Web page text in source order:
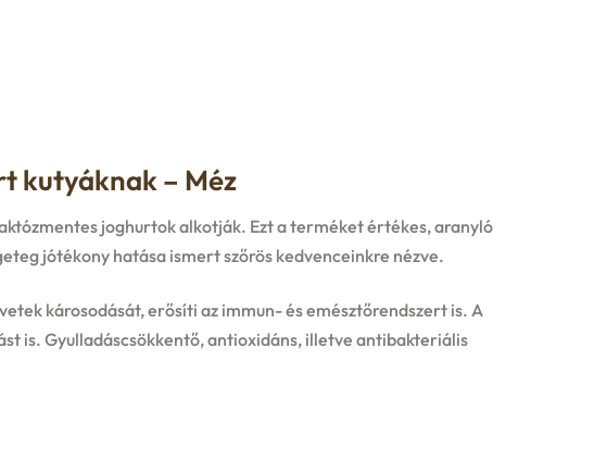
kutyáknak – Méz
joghurtok alkotják. Ezt a terméket értékes, aranyló
jótékony hatása ismert szőrös kedvenceinkre nézve.
károsodását, erősíti az immun- és emésztőrendszert is. A
is. Gyulladáscsökkentő, antioxidáns, illetve antibakteriális